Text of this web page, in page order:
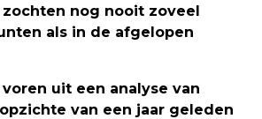
nog nooit zoveel
als in de afgelopen
uit een analyse van
van een jaar geleden